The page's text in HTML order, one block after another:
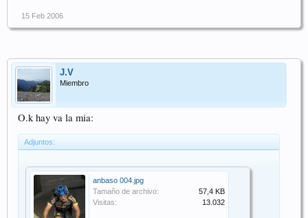
15 Feb 2006
J.V
Miembro
O.k hay va la mia:
Adjuntos:
anbaso 004.jpg
Tamaño de archivo:
57,4 KB
Visitas:
13.032